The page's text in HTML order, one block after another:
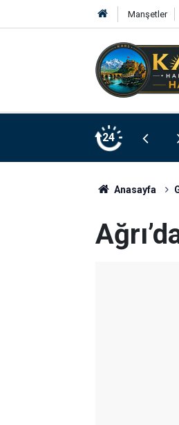
Manşetler
24
Haluk Görgün ETÜ’de
Anasayfa